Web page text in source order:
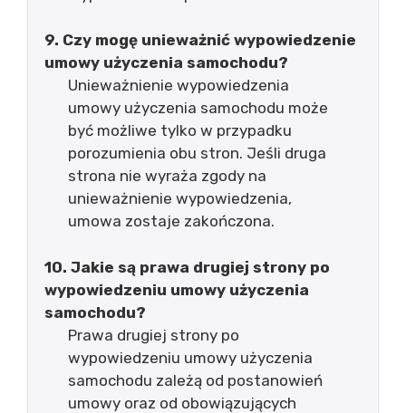
9. Czy mogę unieważnić wypowiedzenie
umowy użyczenia samochodu?
Unieważnienie wypowiedzenia
umowy użyczenia samochodu może
być możliwe tylko w przypadku
porozumienia obu stron. Jeśli druga
strona nie wyraża zgody na
unieważnienie wypowiedzenia,
umowa zostaje zakończona.
10. Jakie są prawa drugiej strony po
wypowiedzeniu umowy użyczenia
samochodu?
Prawa drugiej strony po
wypowiedzeniu umowy użyczenia
samochodu zależą od postanowień
umowy oraz od obowiązujących